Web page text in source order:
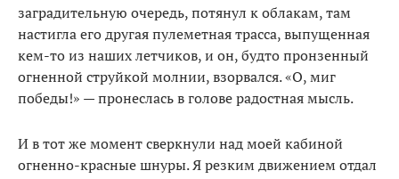
заградительную очередь, потянул к облакам, там
настигла его другая пулеметная трасса, выпущенная
кем-то из наших летчиков, и он, будто пронзенный
огненной струйкой молнии, взорвался. «О, миг
победы!» — пронеслась в голове радостная мысль.
И в тот же момент сверкнули над моей кабиной
огненно-красные шнуры. Я резким движением отдал